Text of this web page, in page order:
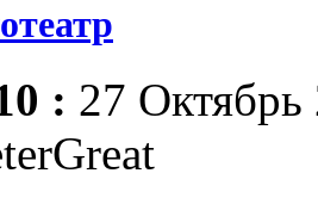
: 27